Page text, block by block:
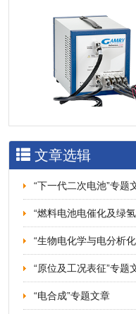
文章选辑
“下一代二次电池”专题
“燃料电池电催化及绿
“生物电化学与电分析
“原位及工况表征”专题
“电合成”专题文章